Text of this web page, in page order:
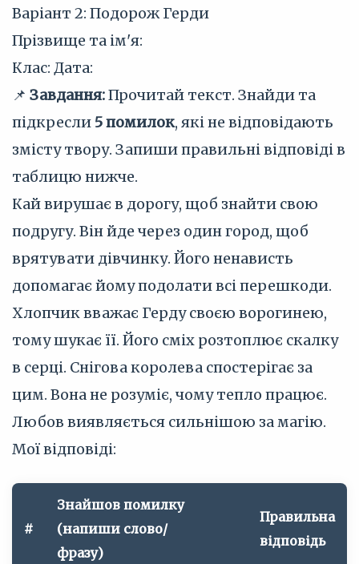
Варіант 2: Подорож Герди
Прізвище та ім'я:
Клас: Дата:
📌 Завдання:Прочитай текст. Знайди та
підкресли 5 помилок, які не відповідають
змісту твору. Запиши правильні відповіді в
таблицю нижче.
Кай вирушає в дорогу, щоб знайти свою
подругу. Він йде через один город, щоб
врятувати дівчинку. Його ненависть
допомагає йому подолати всі перешкоди.
Хлопчик вважає Герду своєю ворогинею,
тому шукає її. Його сміх розтоплює скалку
в серці. Снігова королева спостерігає за
цим. Вона не розуміє, чому тепло працює.
Любов виявляється сильнішою за магію.
Мої відповіді:
#
Знайшов помилку
(напиши слово/
фразу)
Правильна
відповідь